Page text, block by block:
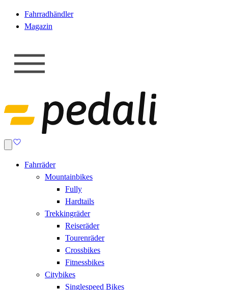
Fahrradhändler
Magazin
Fahrräder
Mountainbikes
Fully
Hardtails
Trekkingräder
Reiseräder
Tourenräder
Crossbikes
Fitnessbikes
Citybikes
Singlespeed Bikes